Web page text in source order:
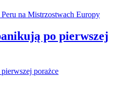
po pierwszej